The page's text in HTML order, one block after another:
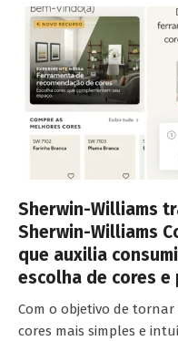
Sherwin-Williams
Sherwin-Williams
que auxilia
escolha de cores e
Com o objetivo de
cores mais simples e